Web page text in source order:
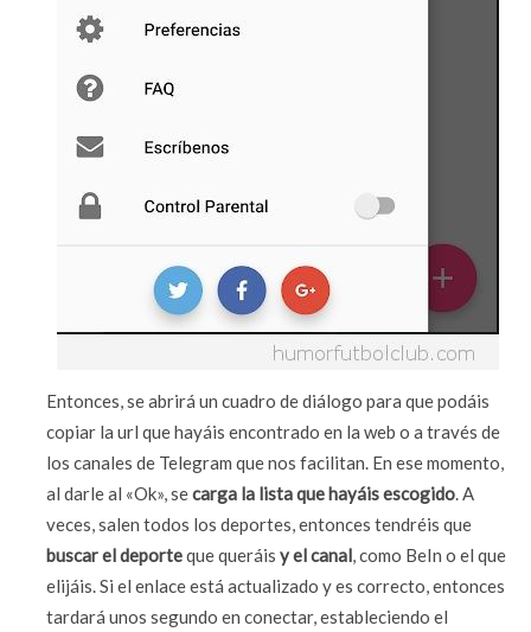
Entonces, se abrirá un cuadro de diálogo para que podáis
copiar la url que hayáis encontrado en la web o a través de
los canales de Telegram que nos facilitan. En ese momento,
al darle al «Ok», secarga la lista que hayáis escogido . A
veces, salen todos los deportes, entonces tendréis que
buscar el deporteque queráis y el canal , como BeIn o el que
elijáis. Si el enlace está actualizado y es correcto, entonces
tardará unos segundo en conectar, estableciendo el